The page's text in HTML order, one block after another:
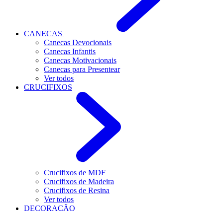
CANECAS
Canecas Devocionais
Canecas Infantis
Canecas Motivacionais
Canecas para Presentear
Ver todos
CRUCIFIXOS
Crucifixos de MDF
Crucifixos de Madeira
Crucifixos de Resina
Ver todos
DECORAÇÃO